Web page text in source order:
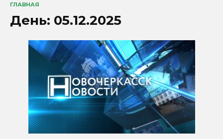
ГЛАВНАЯ
День: 05.12.2025